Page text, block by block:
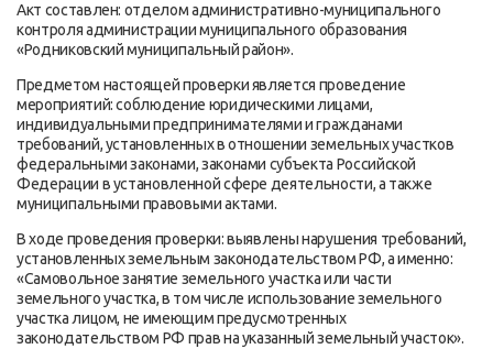
Акт составлен: отделом административно-муниципального
контроля администрации муниципального образования
«Родниковский муниципальный район».
Предметом настоящей проверки является проведение
мероприятий: соблюдение юридическими лицами,
индивидуальными предпринимателями и гражданами
требований, установленных в отношении земельных участков
федеральными законами, законами субъекта Российской
Федерации в установленной сфере деятельности, а также
муниципальными правовыми актами.
В ходе проведения проверки: выявлены нарушения требований,
установленных земельным законодательством РФ, а именно:
«Самовольное занятие земельного участка или части
земельного участка, в том числе использование земельного
участка лицом, не имеющим предусмотренных
законодательством РФ прав на указанный земельный участок».